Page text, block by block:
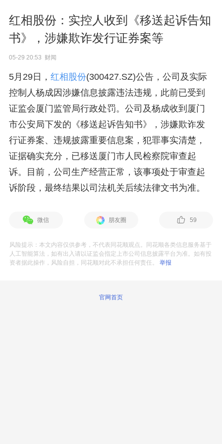
红相股份：实控人收到《移送起诉告知
书》，涉嫌欺诈发行证券案等
05-29 20:53 财闻
5月29日， 红相股份(300427.SZ)公告，公司及实际
控制人杨成因涉嫌信息披露违法违规，此前已受到
证监会厦门监管局行政处罚。公司及杨成收到厦门
市公安局下发的《移送起诉告知书》，涉嫌欺诈发
行证券案、违规披露重要信息案，犯罪事实清楚，
证据确实充分，已移送厦门市人民检察院审查起
诉。目前，公司生产经营正常，该事项处于审查起
诉阶段，最终结果以司法机关后续法律文书为准。
微信 朋友圈 59
风险提示：本文内容仅供参考，不代表同花顺观点。同花顺各类信息服务基于
人工智能算法，如有出入请以证监会指定上市公司信息披露平台为准。如有投
资者据此操作，风险自担，同花顺对此不承担任何责任。举报
官网首页